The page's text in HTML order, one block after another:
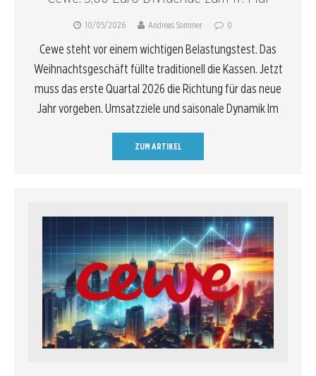
10/05/2026 Andreas Sommer 0
Cewe steht vor einem wichtigen Belastungstest. Das
Weihnachtsgeschäft füllte traditionell die Kassen. Jetzt
muss das erste Quartal 2026 die Richtung für das neue
Jahr vorgeben. Umsatzziele und saisonale Dynamik Im
ZUM ARTIKEL